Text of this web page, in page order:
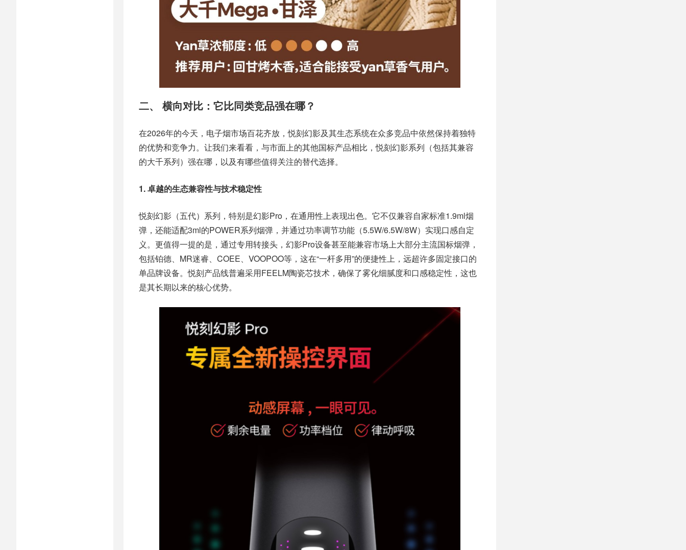
二、 横向对比：它比同类竞品强在哪？
在2026年的今天，电子烟市场百花齐放，悦刻幻影及其生态系统在众多竞品中依然保持着独特
的优势和竞争力。让我们来看看，与市面上的其他国标产品相比，悦刻幻影系列（包括其兼容
的大千系列）强在哪，以及有哪些值得关注的替代选择。
1. 卓越的生态兼容性与技术稳定性
悦刻幻影（五代）系列，特别是幻影Pro，在通用性上表现出色。它不仅兼容自家标准1.9ml烟
弹，还能适配3ml的POWER系列烟弹，并通过功率调节功能（5.5W/6.5W/8W）实现口感自定
义。更值得一提的是，通过专用转接头，幻影Pro设备甚至能兼容市场上大部分主流国标烟弹，
包括铂德、MR迷睿、COEE、VOOPOO等，这在“一杆多用”的便捷性上，远超许多固定接口的
单品牌设备。悦刻产品线普遍采用FEELM陶瓷芯技术，确保了雾化细腻度和口感稳定性，这也
是其长期以来的核心优势。